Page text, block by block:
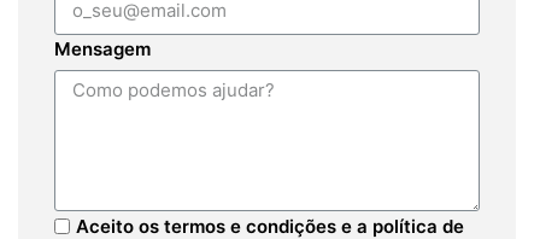
Mensagem
Aceito os termos e condições e a política de